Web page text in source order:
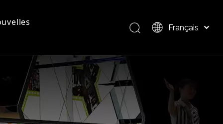
questions - réponses
Présentation du produit
Français
العربية
日本語
Pусский
Nederlands